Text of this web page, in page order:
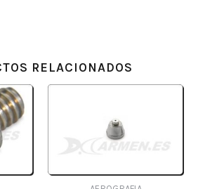
RELACIONADOS